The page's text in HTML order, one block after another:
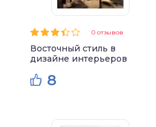
0 отзывов
Восточный стиль в
дизайне интерьеров
8